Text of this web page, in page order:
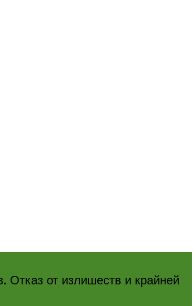
Отказ от излишеств и крайней